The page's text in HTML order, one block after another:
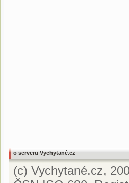
o serveru Vychytané.cz
(c) Vychytané.cz,